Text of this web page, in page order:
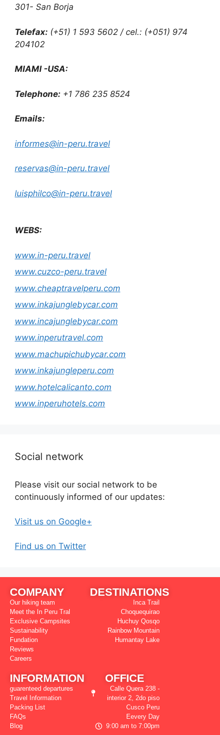
301- San Borja
Telefax: (+51) 1 593 5602 / cel.: (+051) 974
204102
MIAMI -USA:
Telephone: +1 786 235 8524
Emails:
informes@in-peru.travel
reservas@in-peru.travel
luisphilco@in-peru.travel
WEBS:
www.in-peru.travel
www.cuzco-peru.travel
www.cheaptravelperu.com
www.inkajunglebycar.com
www.incajunglebycar.com
www.inperutravel.com
www.machupichubycar.com
www.inkajungleperu.com
www.hotelcalicanto.com
www.inperuhotels.com
Social network
Please visit our social network to be
continuously informed of our updates:
Visit us on Google+
Find us on Twitter
COMPANY
Our hiking team
Meet the In Peru Tral
Exclusive Campsites
Sustainability
Fundation
Reviews
Careers
DESTINATIONS
Inca Trail
Choquequirao
Huchuy Qosqo
Rainbow Mountain
Humantay Lake
INFORMATION
guarenteed departures
Travel Information
Packing List
FAQs
Blog
OFFICE
Calle Quera 238 -
interior 2, 2do piso
Cusco Peru
Eevery Day
9:00 am to 7:00pm